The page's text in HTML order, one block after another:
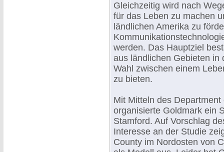
Gleichzeitig wird nach
für das Leben zu machen
ländlichen Amerika zu
werden. Das Hauptziel
aus ländlichen Gebieten in
Wahl zwischen einem
zu bieten.
Mit Mitteln des
organisierte Goldmark ein
Stamford. Auf Vorschlag
Interesse an der Studie
County im Nordosten von